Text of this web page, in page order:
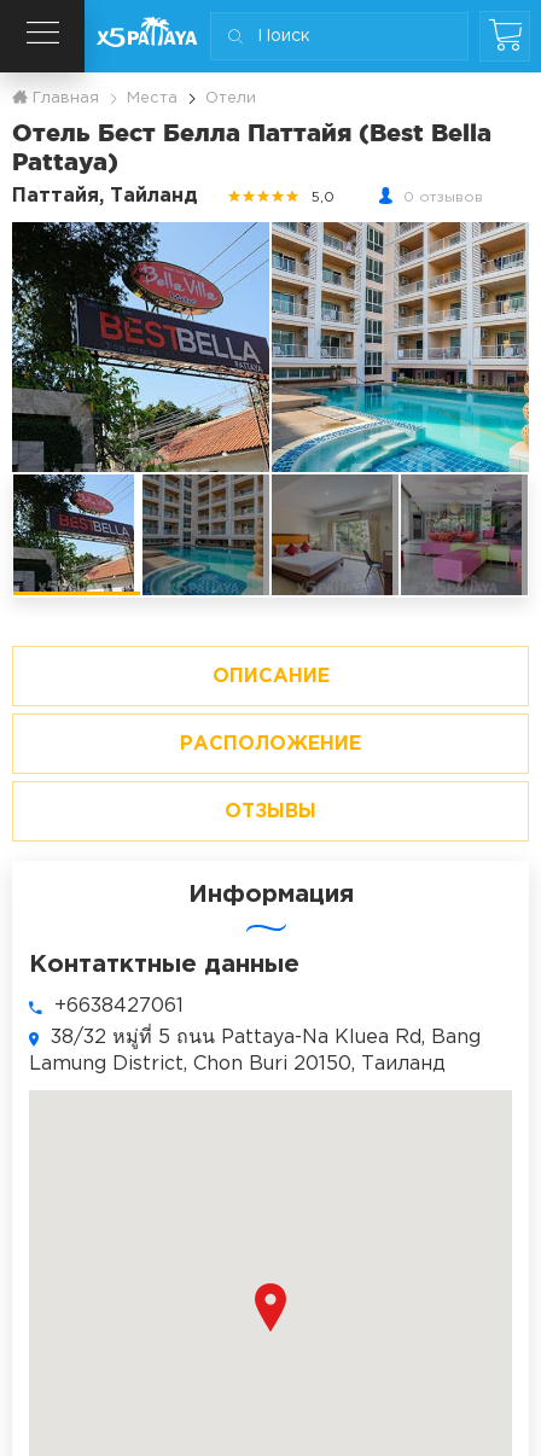
Главная Места Отели
Отель Бест Белла Паттайя (Best Bella
Pattaya)
Паттайя, Тайланд 5,0 0 отзывов
ОПИСАНИЕ
РАСПОЛОЖЕНИЕ
ОТЗЫВЫ
Информация
Контатктные данные
+6638427061
38/32 หมู่ที่ 5 ถนน Pattaya-Na Kluea Rd, Bang
Lamung District, Chon Buri 20150, Таиланд